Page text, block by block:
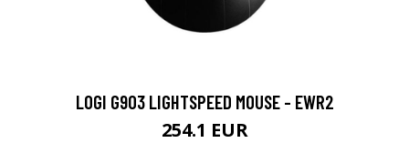
LOGI G903 LIGHTSPEED MOUSE - EWR2
254.1 EUR